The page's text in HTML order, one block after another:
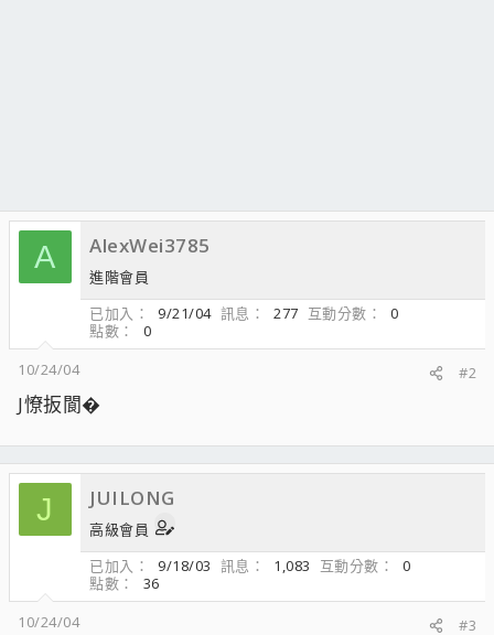
A AlexWei3785
進階會員
已加入
9/21/04 訊息 277 互動分數
0
點數
0
10/24/04
#2
J憭扳閬�
J JUILONG
高級會員
已加入
9/18/03 訊息 1,083 互動分數
0
點數
36
10/24/04
#3